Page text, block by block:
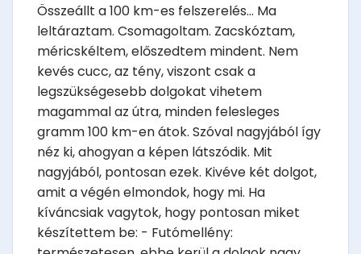
Összeállt a 100 km-es felszerelés... Ma
leltáraztam. Csomagoltam. Zacskóztam,
méricskéltem, előszedtem mindent. Nem
kevés cucc, az tény, viszont csak a
legszükségesebb dolgokat vihetem
magammal az útra, minden felesleges
gramm 100 km-en átok. Szóval nagyjából így
néz ki, ahogyan a képen látszódik. Mit
nagyjából, pontosan ezek. Kivéve két dolgot,
amit a végén elmondok, hogy mi. Ha
kíváncsiak vagytok, hogy pontosan miket
készítettem be: - Futómellény: